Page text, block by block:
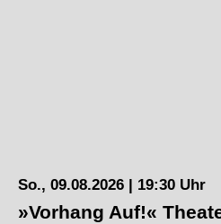
So., 09.08.2026 | 19:30 Uhr
»Vorhang Auf!«